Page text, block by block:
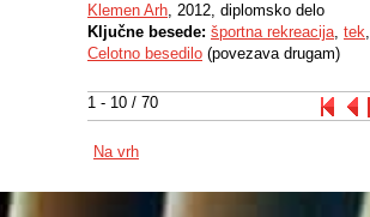
1 - 10 / 70
Klemen Arh, 2012, diplomsko delo
Ključne besede: športna rekreacija, tek
Celotno besedilo (povezava drugam)
Na vrh